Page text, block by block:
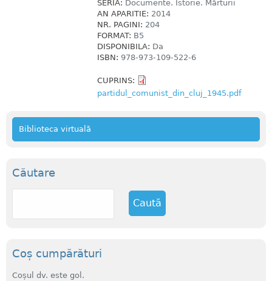
SERIA: Documente. Istorie. Mărturii
AN APARITIE: 2014
NR. PAGINI: 204
FORMAT: B5
DISPONIBILA: Da
ISBN: 978-973-109-522-6
CUPRINS:
partidul_comunist_din_cluj_1945.pdf
Biblioteca virtuală
Căutare
C
Coș cumpărături
Coșul dv. este gol.